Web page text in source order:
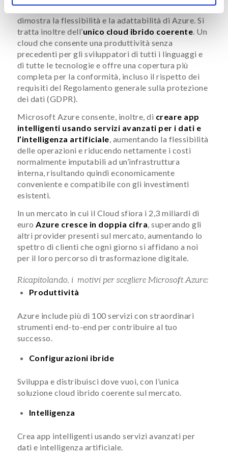
dimostra la flessibilità e la adattabilità di Azure. Si
tratta inoltre dell’unico cloud ibrido coerente. Un
cloud che consente una produttività senza
precedenti per gli sviluppatori di tutti i linguaggi e
di tutte le tecnologie e offre una copertura più
completa per la conformità, incluso il rispetto dei
requisiti del Regolamento generale sulla protezione
dei dati (GDPR).
Microsoft Azure consente, inoltre, di creare app
intelligenti usando servizi avanzati per i dati e
l’intelligenza artificiale, aumentando la flessibilità
delle operazioni e riducendo nettamente i costi
normalmente imputabili ad un’infrastruttura
interna, risultando quindi economicamente
conveniente e compatibile con gli investimenti
esistenti.
In un mercato in cui il Cloud sfiora i 2,3 miliardi di
euroAzure cresce in doppia cifra, superando gli
altri provider presenti sul mercato, aumentando lo
spettro di clienti che ogni giorno si affidano a noi
per il loro percorso di trasformazione digitale.
Ricapitolando, i motivi per scegliere Microsoft Azure:
Produttività
Azure include più di 100 servizi con straordinari
strumenti end-to-end per contribuire al tuo
successo.
Configurazioni ibride
Sviluppa e distribuisci dove vuoi, con l’unica
soluzione cloud ibrido coerente sul mercato.
Intelligenza
Crea app intelligenti usando servizi avanzati per
dati e intelligenza artificiale.